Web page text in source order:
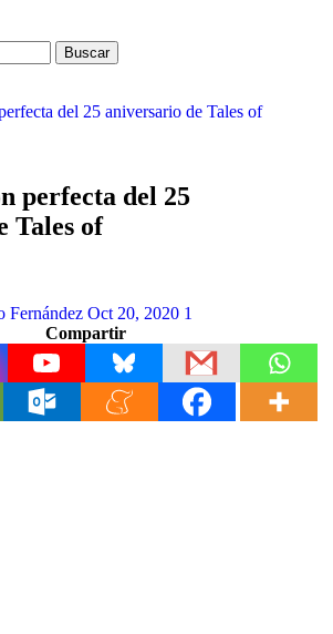
Buscar
del 25 aniversario de Tales of
perfecta del 25
Tales of
Fernández Oct 20, 2020 1
Compartir